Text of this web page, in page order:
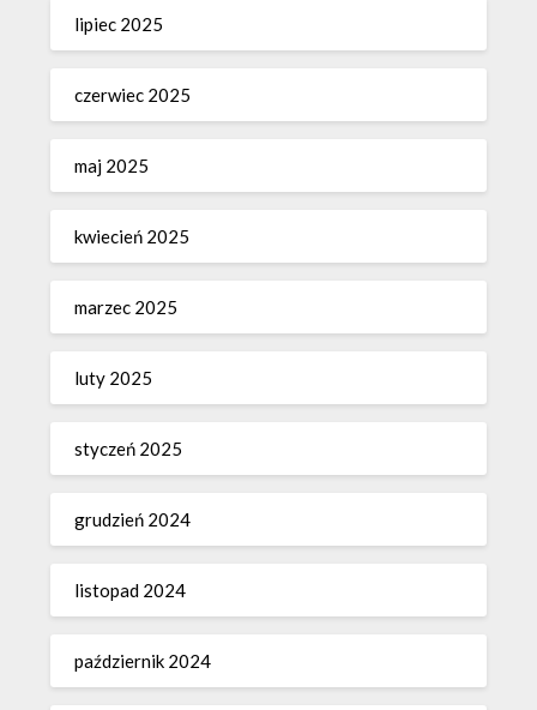
lipiec 2025
czerwiec 2025
maj 2025
kwiecień 2025
marzec 2025
luty 2025
styczeń 2025
grudzień 2024
listopad 2024
październik 2024